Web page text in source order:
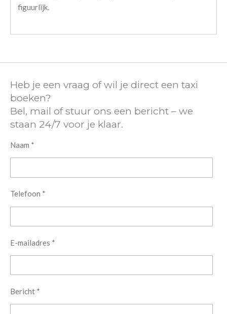
figuurlijk.
Heb je een vraag of wil je direct een taxi
boeken?
Bel, mail of stuur ons een bericht – we
staan 24/7 voor je klaar.
Naam *
Telefoon *
E-mailadres *
Bericht *